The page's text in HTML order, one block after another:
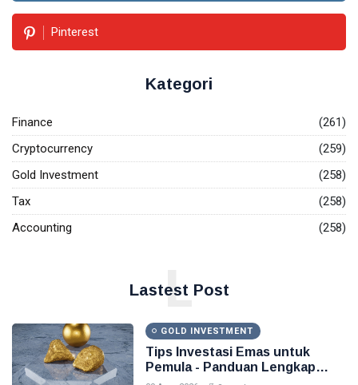
Cryptocurrency
Investasi Emas
Akuntansi
Finance
Accounting
Emas
Pinterest
Kategori
Finance
(261)
Cryptocurrency
(259)
Gold Investment
(258)
Tax
(258)
Accounting
(258)
Lastest Post
L
GOLD INVESTMENT
Tips Investasi Emas untuk
Pemula - Panduan Lengkap
2026